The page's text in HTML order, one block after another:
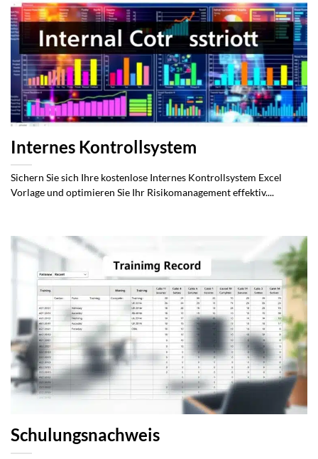
Internes Kontrollsystem
Sichern Sie sich Ihre kostenlose Internes Kontrollsystem Excel
Vorlage und optimieren Sie Ihr Risikomanagement effektiv....
Schulungsnachweis